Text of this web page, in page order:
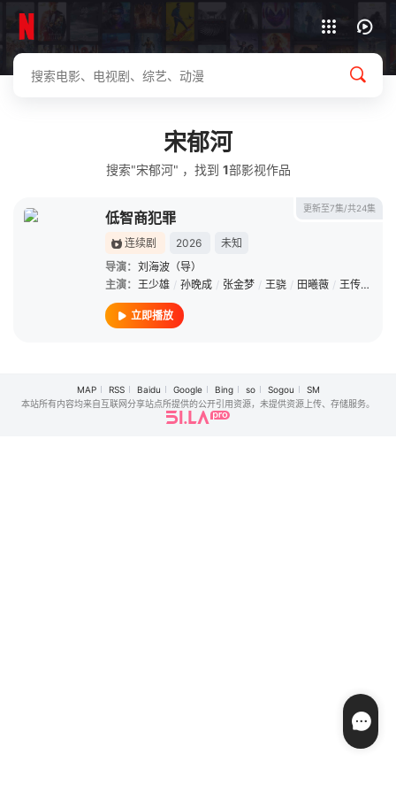
宋郁河
搜索"宋郁河" ，找到 1部影视作品
更新至7集/共24集
低智商犯罪
连续剧 2026
未知
导演： 刘海波（导）
主演： 王少雄 / 孙晚成 / 张金梦 / 王骁 / 田曦薇 / 王传君
立即播放
MAP RSS Baidu Google Bing so Sogou
SM
本站所有内容均来自互联网分享站点所提供的公开引用资源，未提供资源上传、存储服务。